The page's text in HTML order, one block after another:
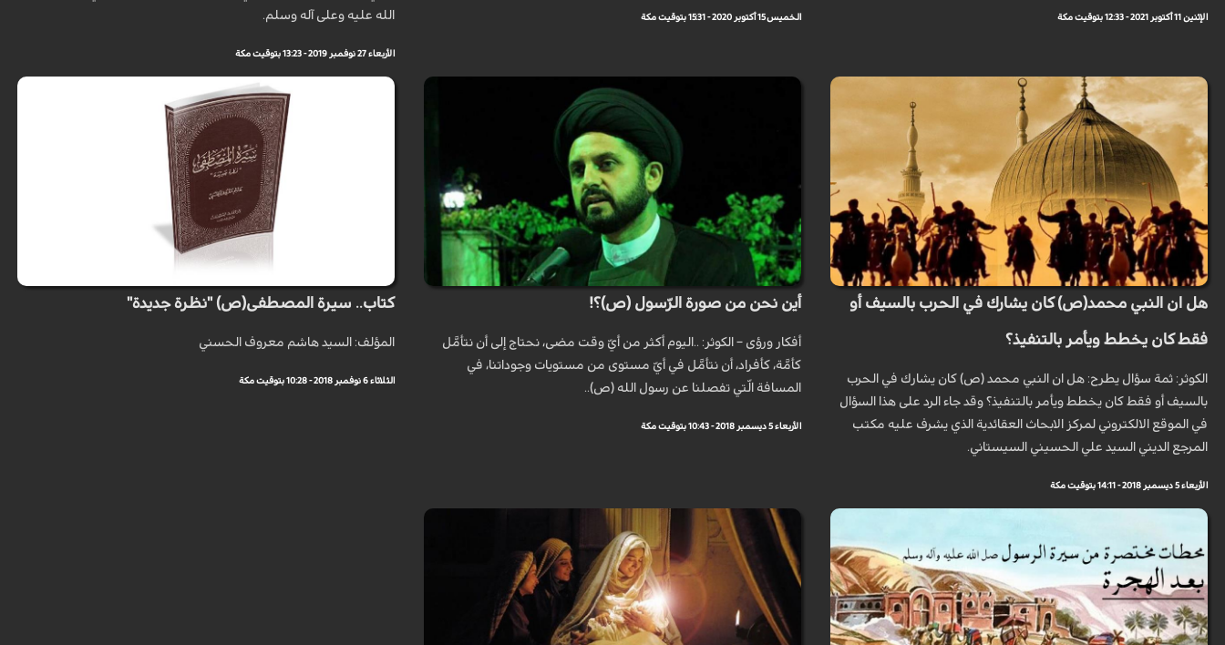
الإثنين 11 أكتوبر 2021 - 12:33 بتوقيت مكة الخميس 15 أكتوبر 2020 - 15:31 بتوقيت مكة
الله عليه وعلى آله وسلم.
الأربعاء 27 نوفمبر 2019 - 13:23 بتوقيت مكة
هل ان النبي محمد(ص) كان يشارك في الحرب بالسيف أو
فقط كان يخطط ويأمر بالتنفيذ؟
الكوثر: ثمة سؤال يطرح: هل ان النبي محمد (ص) كان يشارك في الحرب
بالسيف أو فقط كان يخطط ويأمر بالتنفيذ؟ وقد جاء الرد على هذا السؤال
في الموقع الالكتروني لمركز الابحاث العقائدية الذي يشرف عليه مكتب
المرجع الديني السيد علي الحسيني السيستاني.
الأربعاء 5 ديسمبر 2018 - 14:11 بتوقيت مكة
أين نحن من صورة الرّسول (ص)؟!
أفكار ورؤى – الكوثر: ..اليوم أكثر من أيّ وقت مضى، نحتاج إلى أن نتأمَّل
كأمَّة، كأفراد، أن نتأمَّل في أيّ مستوى من مستويات وجوداتنا، في
المسافة الّتي تفصلنا عن رسول الله (ص)..
الأربعاء 5 ديسمبر 2018 - 10:43 بتوقيت مكة
كتاب.. سيرة المصطفى(ص) "نظرة جديدة"
المؤلف: السيد هاشم معروف الحسني
الثلاثاء 6 نوفمبر 2018 - 10:28 بتوقيت مكة